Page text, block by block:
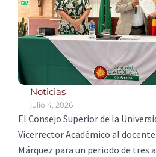
Noticias
julio 4, 2026
El Consejo Superior de la
Vicerrector Académico al
Márquez para un periodo de tres